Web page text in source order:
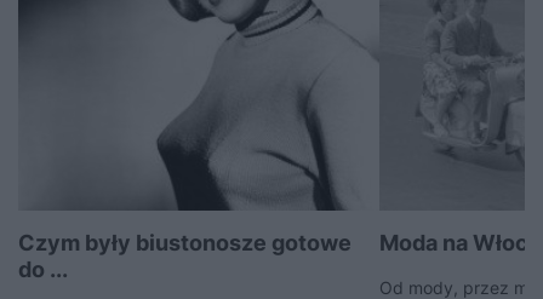
Czym były biustonosze gotowe
do ...
Moda na
Od mody, przez